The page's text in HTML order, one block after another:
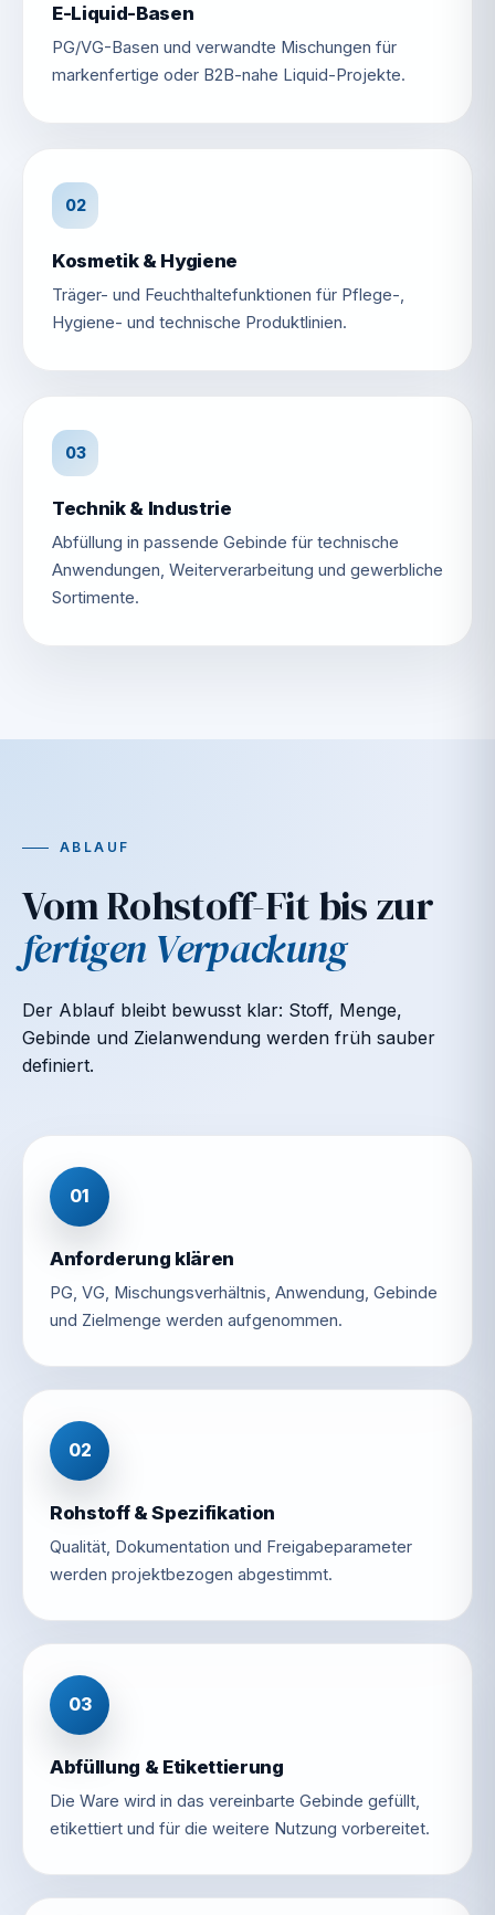
E-Liquid-Basen
PG/VG-Basen und verwandte Mischungen für
markenfertige oder B2B-nahe Liquid-Projekte.
02
Kosmetik & Hygiene
Träger- und Feuchthaltefunktionen für Pflege-,
Hygiene- und technische Produktlinien.
03
Technik & Industrie
Abfüllung in passende Gebinde für technische
Anwendungen, Weiterverarbeitung und gewerbliche
Sortimente.
ABLAUF
Vom Rohstoff-Fit bis zur
fertigen Verpackung
Der Ablauf bleibt bewusst klar: Stoff, Menge,
Gebinde und Zielanwendung werden früh sauber
definiert.
01
Anforderung klären
PG, VG, Mischungsverhältnis, Anwendung, Gebinde
und Zielmenge werden aufgenommen.
02
Rohstoff & Spezifikation
Qualität, Dokumentation und Freigabeparameter
werden projektbezogen abgestimmt.
03
Abfüllung & Etikettierung
Die Ware wird in das vereinbarte Gebinde gefüllt,
etikettiert und für die weitere Nutzung vorbereitet.